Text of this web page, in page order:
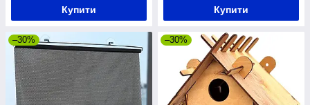
Купити Купити
–30% –30%